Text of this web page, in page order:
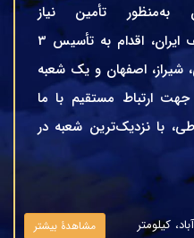
به‌منظور تأمین نیاز
مصرف‌کنندگان در نواحی مختلف ایران، اقدام به تأسیس 3
شیراز، اصفهان و یک شعبه
ارتباط مستقیم با ما
با نزدیک‌ترین شعبه در
کیلومتر
مشاهدۀ بیشتر